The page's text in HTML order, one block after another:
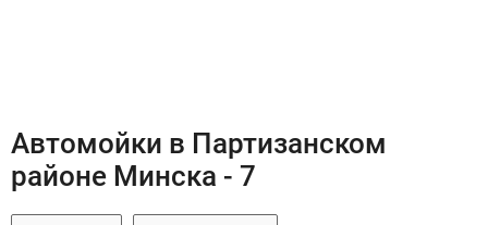
Автомойки в Партизанском
районе Минска - 7